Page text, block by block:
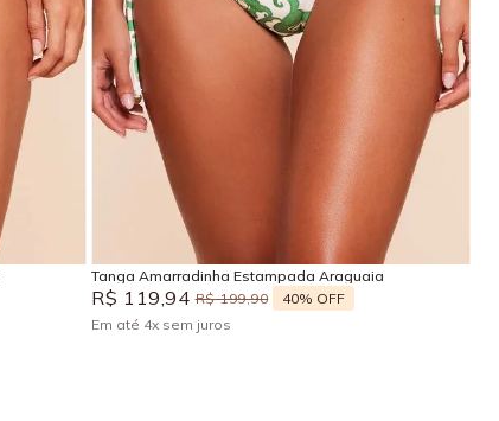
P
Adicionar na sacola
Tanga Amarradinha Estampada Araguaia
R$ 119,94 R$ 199,90 40% OFF
Em até 4x sem juros